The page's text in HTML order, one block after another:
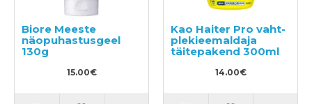
Biore Meeste
näopuhastusgeel
130g
15.00€
Kao Haiter Pro vaht-
plekieemaldaja
täitepakend 300ml
14.00€